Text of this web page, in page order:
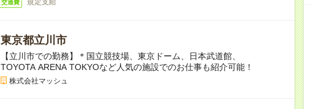
交通費
東京都立川市
【立川市での勤務】＊国立競技場、東京ドーム、日本武道館、
TOYOTA ARENA TOKYOなど人気の施設でのお仕事も紹介可能！
株式会社マッシュ